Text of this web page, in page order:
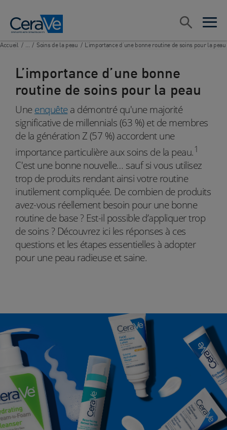
open
open
Rechercher
Accueil / ... / Soins de la peau / L’importance d’une bonne routine de soins pour la peau
L’importance d’une bonne
routine de soins pour la peau
Uneenquêtea démontré qu'une majorité
significative de millennials (63 %) et de membres
de la génération Z (57 %) accordent une
importance particulière aux soins de la peau.1
C'est une bonne nouvelle… sauf si vous utilisez
trop de produits rendant ainsi votre routine
inutilement compliquée. De combien de produits
avez-vous réellement besoin pour une bonne
routine de base ? Est-il possible d’appliquer trop
de soins ? Découvrez ici les réponses à ces
questions et les étapes essentielles à adopter
pour une peau radieuse et saine.